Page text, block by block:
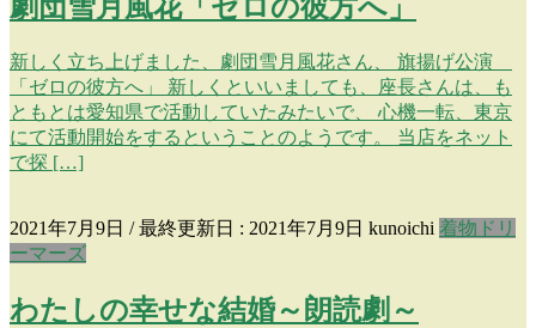
劇団雪月風花「ゼロの彼方へ」
新しく立ち上げました、劇団雪月風花さん、 旗揚げ公演
「ゼロの彼方へ」 新しくといいましても、座長さんは、も
ともとは愛知県で活動していたみたいで、 心機一転、東京
にて活動開始をするということのようです。 当店をネット
で探 […]
2021年7月9日 / 最終更新日 : 2021年7月9日 kunoichi 着物ドリ
ーマーズ
わたしの幸せな結婚～朗読劇～